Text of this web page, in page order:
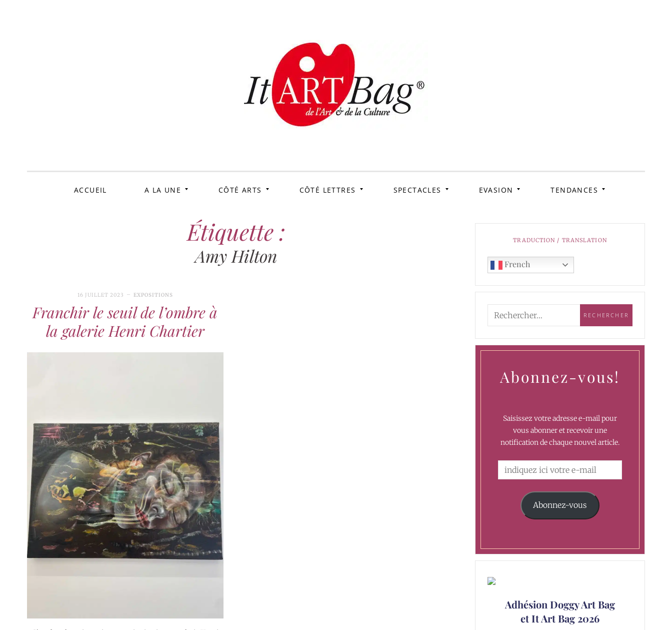
ItArtBag
ACCUEIL A LA UNE CÔTÉ ARTS CÔTÉ LETTRES SPECTACLES EVASION TENDANCES
Étiquette :
Amy Hilton
16 JUILLET 2023 EXPOSITIONS
Franchir le seuil de l’ombre à
la galerie Henri Chartier
TRADUCTION / TRANSLATION
French
Abonnez-vous!
Saisissez votre adresse e-mail pour
vous abonner et recevoir une
notification de chaque nouvel article.
Abonnez-vous
Adhésion Doggy Art Bag
et It Art Bag 2026